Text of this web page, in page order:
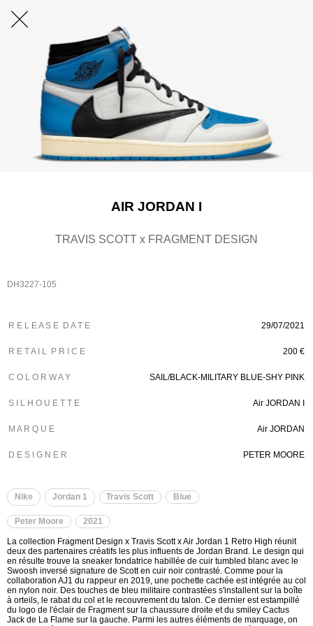
AIR JORDAN I
TRAVIS SCOTT x FRAGMENT DESIGN
DH3227-105
R E L E A S E D A T E 29/07/2021
R E T A I L P R I C E 200 €
C O L O R W A Y SAIL/BLACK-MILITARY BLUE-SHY PINK
S I L H O U E T T E Air JORDAN I
M A R Q U E Air JORDAN
D E S I G N E R PETER MOORE
Nike Jordan 1 Travis Scott Blue
Peter Moore 2021
La collection Fragment Design x Travis Scott x Air Jordan 1 Retro High réunit
deux des partenaires créatifs les plus influents de Jordan Brand. Le design qui
en résulte trouve la sneaker fondatrice habillée de cuir tumbled blanc avec le
Swoosh inversé signature de Scott en cuir noir contrasté. Comme pour la
collaboration AJ1 du rappeur en 2019, une pochette cachée est intégrée au col
en nylon noir. Des touches de bleu militaire contrastées s'installent sur la boîte
à orteils, le rabat du col et le recouvrement du talon. Ce dernier est estampillé
du logo de l'éclair de Fragment sur la chaussure droite et du smiley Cactus
Jack de La Flame sur la gauche. Parmi les autres éléments de marquage, on